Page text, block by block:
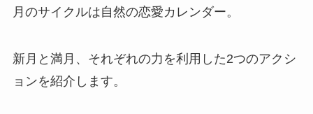
月のサイクルは自然の恋愛カレンダー。
新月と満月、それぞれの力を利用した2つのアクシ
ョンを紹介します。